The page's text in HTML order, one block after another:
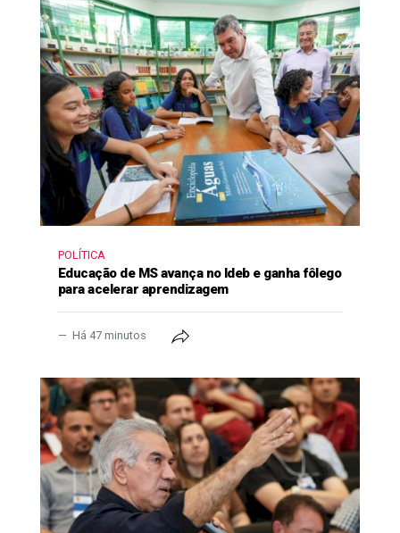
POLÍTICA
Educação de MS avança no Ideb e ganha fôlego
para acelerar aprendizagem
Há 47 minutos